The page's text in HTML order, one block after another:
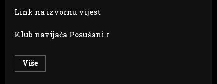
Link na izvornu vijest
Klub navijača Posušani r
VišeRead
more